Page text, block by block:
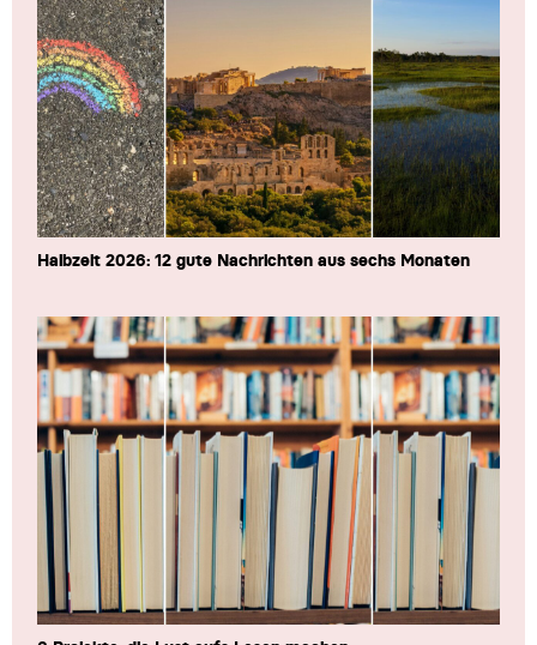
Halbzeit 2026: 12 gute Nachrichten aus sechs Monaten